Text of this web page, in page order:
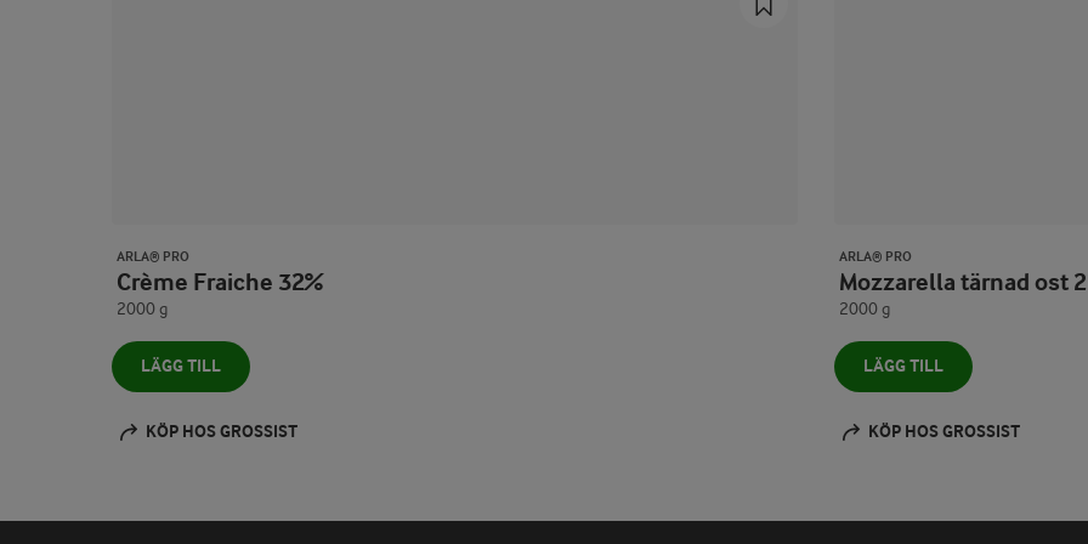
ARLA® PRO
Crème Fraiche 32%
2000 g
LÄGG TILL
KÖP HOS GROSSIST
ARLA® PRO
Mozzarella tärnad ost
2000 g
LÄGG TILL
KÖP HOS GROSSIST